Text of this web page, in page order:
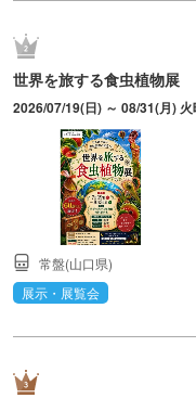
世界を旅する食虫植物展
常盤(山口県)
展示・展覧会